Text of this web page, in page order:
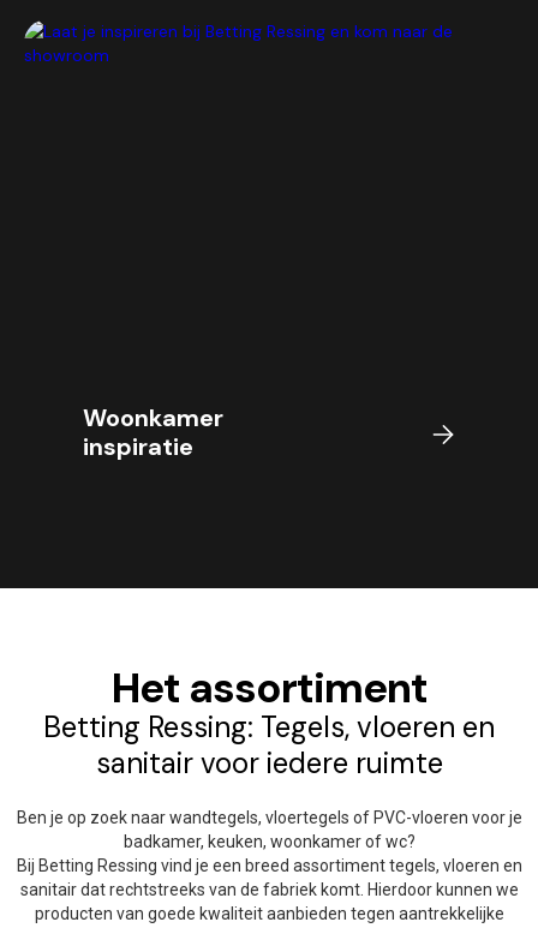
Woonkamer
inspiratie
Het assortiment
Betting Ressing: Tegels, vloeren en
sanitair voor iedere ruimte
Ben je op zoek naar wandtegels, vloertegels of PVC-vloeren voor je
badkamer, keuken, woonkamer of wc?
Bij Betting Ressing vind je een breed assortiment tegels, vloeren en
sanitair dat rechtstreeks van de fabriek komt. Hierdoor kunnen we
producten van goede kwaliteit aanbieden tegen aantrekkelijke